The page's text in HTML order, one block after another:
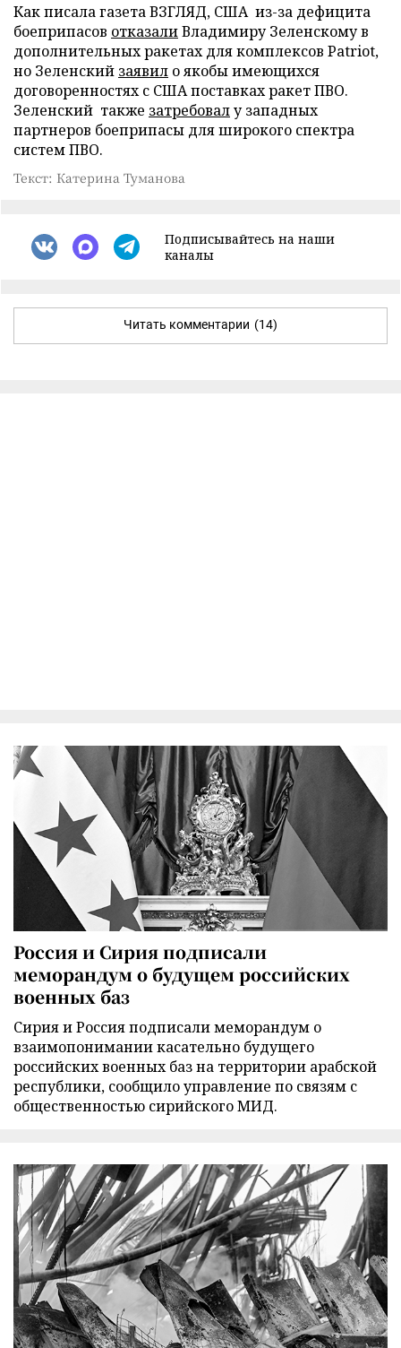
Как писала газета ВЗГЛЯД, США из-за дефицита
боеприпасов отказалиВладимиру Зеленскому в
дополнительных ракетах для комплексов Patriot,
но Зеленский заявил о якобы имеющихся
договоренностях с США поставках ракет ПВО.
Зеленский также затребовалу западных
партнеров боеприпасы для широкого спектра
систем ПВО.
Текст: Катерина Туманова
Подписывайтесь на наши
каналы
Читать комментарии (14)
Россия и Сирия подписали
меморандум о будущем российских
военных баз
Сирия и Россия подписали меморандум о
взаимопонимании касательно будущего
российских военных баз на территории арабской
республики, сообщило управление по связям с
общественностью сирийского МИД.